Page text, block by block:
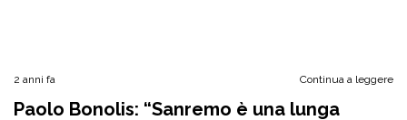
2 anni fa Continua a leggere
Paolo Bonolis: “Sanremo è una lunga